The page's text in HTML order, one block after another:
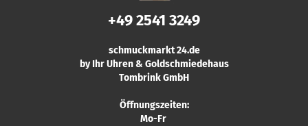
+49 2541 3249
schmuckmarkt 24.de
by Ihr Uhren & Goldschmiedehaus
Tombrink GmbH
Öffnungszeiten:
Mo-Fr